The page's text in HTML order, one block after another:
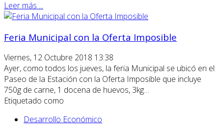
Leer más ...
Feria Municipal con la Oferta Imposible
Viernes, 12 Octubre 2018 13:38
Ayer, como todos los jueves, la feria Municipal se ubicó en el
Paseo de la Estación con la Oferta Imposible que incluye
750g de carne, 1 docena de huevos, 3kg…
Etiquetado como
Desarrollo Económico